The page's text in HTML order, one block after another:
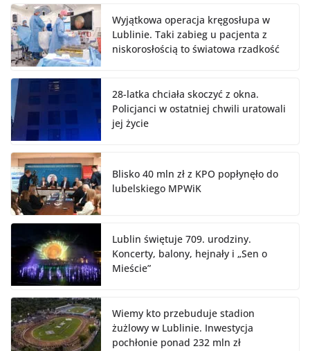
Wyjątkowa operacja kręgosłupa w
Lublinie. Taki zabieg u pacjenta z
niskorosłością to światowa rzadkość
28-latka chciała skoczyć z okna.
Policjanci w ostatniej chwili uratowali
jej życie
Blisko 40 mln zł z KPO popłynęło do
lubelskiego MPWiK
Lublin świętuje 709. urodziny.
Koncerty, balony, hejnały i „Sen o
Mieście”
Wiemy kto przebuduje stadion
żużlowy w Lublinie. Inwestycja
pochłonie ponad 232 mln zł